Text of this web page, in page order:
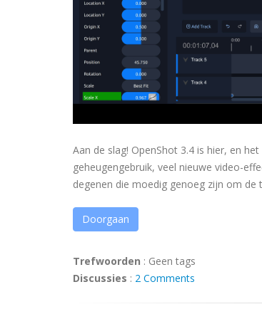
Aan de slag! OpenShot 3.4 is hier, en
geheugengebruik, veel nieuwe video-
degenen die moedig genoeg zijn om
Doorgaan
Trefwoorden : Geen tags
Discussies : 2 Comments